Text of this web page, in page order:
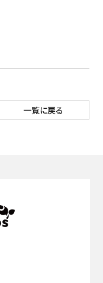
一覧に戻る